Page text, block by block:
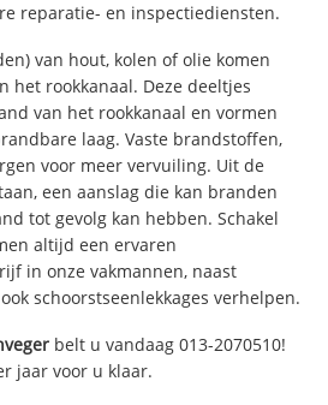
reparatie- en inspectiediensten.
van hout, kolen of olie komen
het rookkanaal. Deze deeltjes
van het rookkanaal en vormen
laag. Vaste brandstoffen,
voor meer vervuiling. Uit de
een aanslag die kan branden
tot gevolg kan hebben. Schakel
altijd een ervaren
in onze vakmannen, naast
schoorstseenlekkages verhelpen.
belt u vandaag 013-2070510!
jaar voor u klaar.